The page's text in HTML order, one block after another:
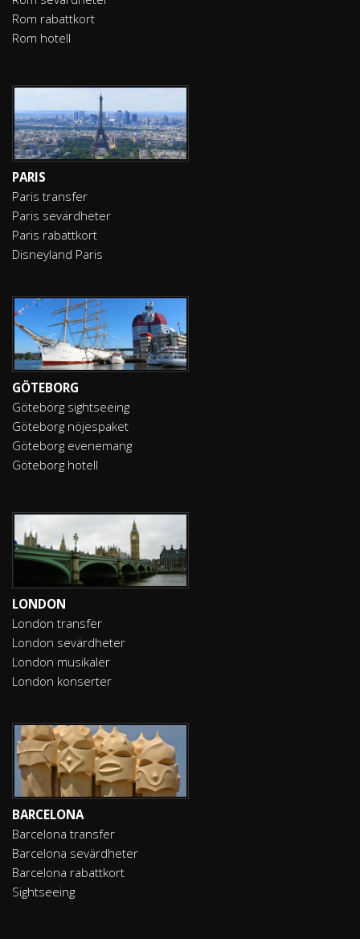
Rom rabattkort
Rom hotell
PARIS
Paris transfer
Paris sevärdheter
Paris rabattkort
Disneyland Paris
GÖTEBORG
Göteborg sightseeing
Göteborg nöjespaket
Göteborg evenemang
Göteborg hotell
LONDON
London transfer
London sevärdheter
London musikaler
London konserter
BARCELONA
Barcelona transfer
Barcelona sevärdheter
Barcelona rabattkort
Sightseeing